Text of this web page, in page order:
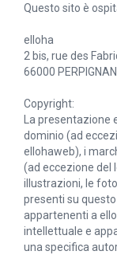
Questo sito è
elloha
2 bis, rue des
66000
Copyright:
La presentazione
dominio (ad
ellohaweb), i
(ad eccezione del
illustrazioni, le
presenti su
appartenenti a
intellettuale e
una specifica